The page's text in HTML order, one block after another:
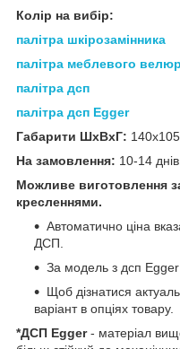
Колір на вибір:
палітра шкірозамінника
палітра меблевого
палітра дсп
палітра дсп Egger
Габарити ШхВхГ:
На замовлення: 10-14
Можливе виготовлення
кресленнями.
Автоматично ціна
ДСП.
За модель з дсп
Щоб дізнатися
варіант в опціях товару.
*ДСП Egger- матеріал